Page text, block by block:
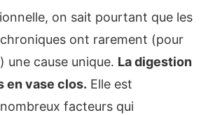
on sait pourtant que les
ont rarement (pour
une cause unique. La digestion
en vase clos. Elle est
facteurs qui